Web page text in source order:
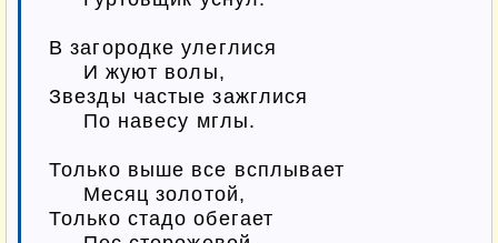
В загородке улеглися
Звезды частые зажглися
Только выше все всплывает
Только стадо обегает